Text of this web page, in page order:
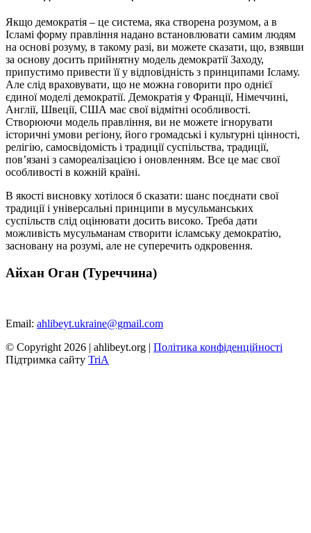
Якщо демократія – це система, яка створена розумом, а в
Ісламі форму правління надано встановлювати самим людям
на основі розуму, в такому разі, ви можете сказати, що, взявши
за основу досить прийнятну модель демократії Заходу,
припустимо привести її у відповідність з принципами Ісламу.
Але слід враховувати, що не можна говорити про однієї
єдиної моделі демократії. Демократія у Франції, Німеччині,
Англії, Швеції, США має свої відмітні особливості.
Створюючи модель правління, ви не можете ігнорувати
історичні умови регіону, його громадські і культурні цінності,
релігію, самосвідомість і традиції суспільства, традиції,
пов’язані з самореалізацією і оновленням. Все це має свої
особливості в кожній країні.
В якості висновку хотілося б сказати: шанс поєднати свої
традиції і універсальні принципи в мусульманських
суспільств слід оцінювати досить високо. Треба дати
можливість мусульманам створити ісламську демократію,
засновану на розумі, але не суперечить одкровення.
Айхан Оган (Туреччина)
Email: ahlibeyt.ukraine@gmail.com
© Copyright 2026 | ahlibeyt.org | Політика конфіденційності
Пiдтримка сайту TriA